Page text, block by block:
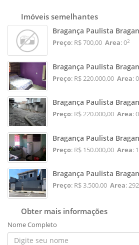
Imóveis semelhantes
Bragança Paulista
Preço: R$ 700,00 Area: 02
Bragança Paulista
Preço: R$ 220.000,00 Area: 0
Bragança Paulista
Preço: R$ 220.000,00 Area: 0
Bragança Paulista
Preço: R$ 150.000,00 Area:
Bragança Paulista
Preço: R$ 3.500,00 Area: 292
Obter mais informações
Nome Completo